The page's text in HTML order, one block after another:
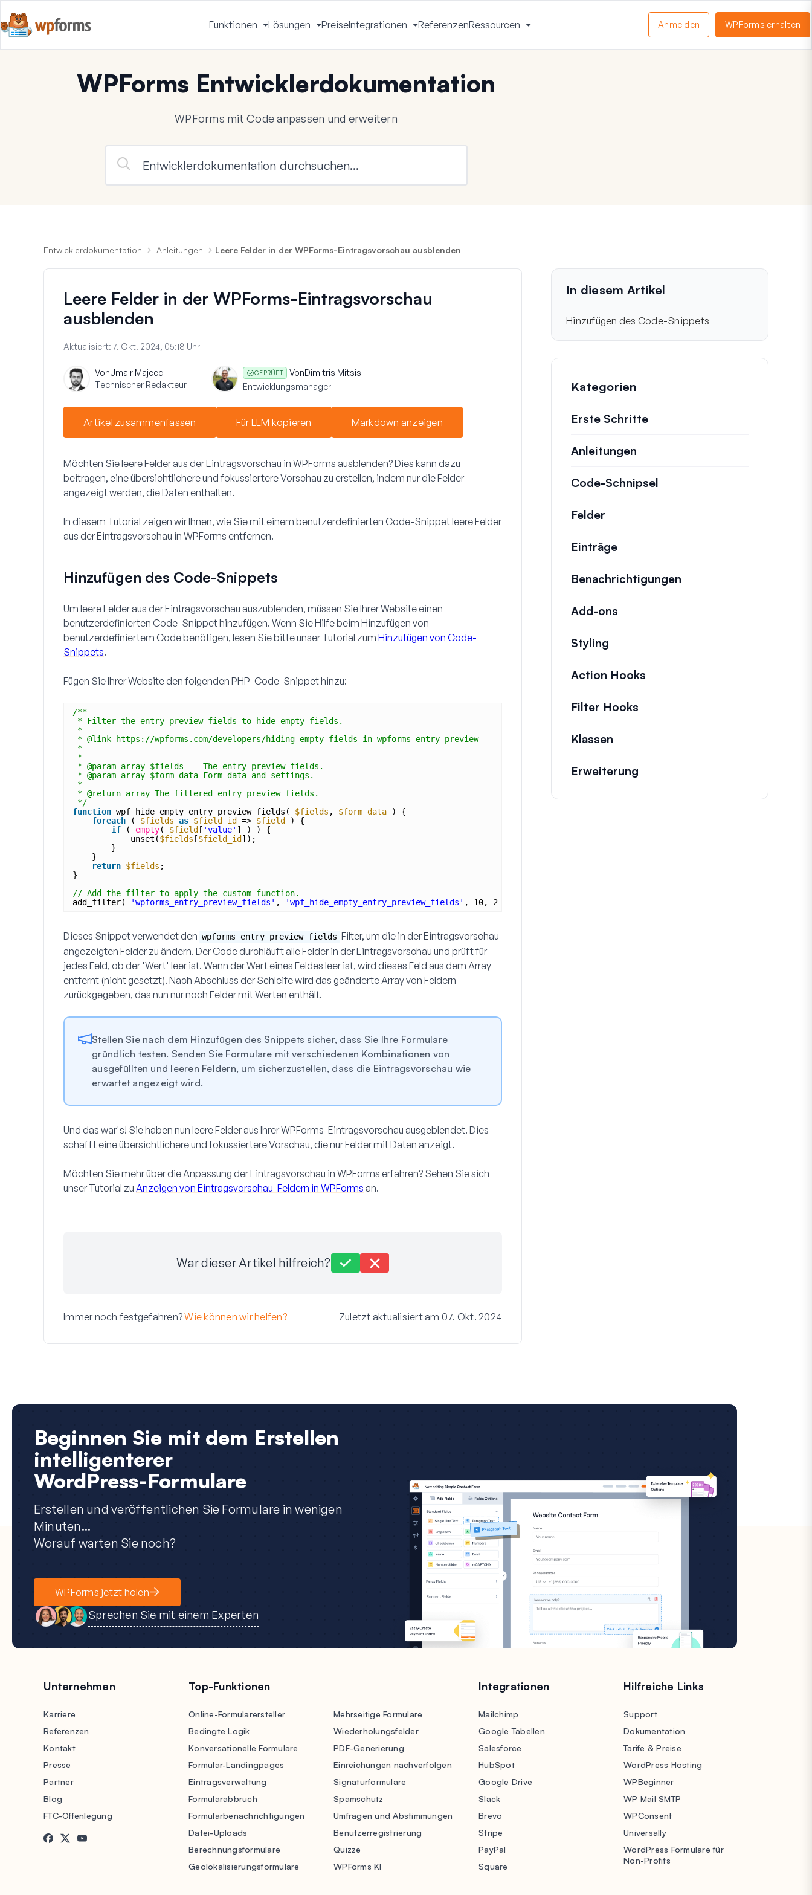
Funktionen
Menü
umschalten
Lösungen
Menü
umschalten
PreiseIntegrationen
Menü
umschalten
ReferenzenRessourcen
umschalten
Anmelden WPForms erhalten
WPForms Entwicklerdokumentation
WPForms mit Code anpassen und erweitern
Entwicklerdokumentation Anleitungen Leere Felder in der WPForms-Eintragsvorschau ausblenden
Leere Felder in der WPForms-Eintragsvorschau
ausblenden
Aktualisiert: 7. Okt. 2024, 05:18 Uhr
VonUmair Majeed
Technischer Redakteur
GEPRÜFT VonDimitris Mitsis
Entwicklungsmanager
Artikel zusammenfassen Für LLM kopieren Markdown anzeigen
Möchten Sie leere Felder aus der Eintragsvorschau in WPForms ausblenden? Dies kann dazu
beitragen, eine übersichtlichere und fokussiertere Vorschau zu erstellen, indem nur die Felder
angezeigt werden, die Daten enthalten.
In diesem Tutorial zeigen wir Ihnen, wie Sie mit einem benutzerdefinierten Code-Snippet leere Felder
aus der Eintragsvorschau in WPForms entfernen.
Hinzufügen des Code-Snippets
Um leere Felder aus der Eintragsvorschau auszublenden, müssen Sie Ihrer Website einen
benutzerdefinierten Code-Snippet hinzufügen. Wenn Sie Hilfe beim Hinzufügen von
benutzerdefiniertem Code benötigen, lesen Sie bitte unser Tutorial zum Hinzufügen von Code-
Snippets.
Fügen Sie Ihrer Website den folgenden PHP-Code-Snippet hinzu:
/**
* Filter the entry preview fields to hide empty fields.
*
* @link https://wpforms.com/developers/hiding-empty-fields-in-wpforms-entry-preview
*
*
* @param array $fields    The entry preview fields.
* @param array $form_data Form data and settings.
*
* @return array The filtered entry preview fields.
*/
function wpf_hide_empty_entry_preview_fields( $fields , $form_data
) {
foreach
( $fields as $field_id => $field
) {
if
( empty( $field [ 'value' ] ) ) {
unset($fields [$field_id ]);
}
}
return $fields ;
}
// Add the filter to apply the custom function.
add_filter(
'wpforms_entry_preview_fields' , 'wpf_hide_empty_entry_preview_fields' , 10, 2 );
Dieses Snippet verwendet den wpforms_entry_preview_fields Filter, um die in der Eintragsvorschau
angezeigten Felder zu ändern. Der Code durchläuft alle Felder in der Eintragsvorschau und prüft für
jedes Feld, ob der 'Wert' leer ist. Wenn der Wert eines Feldes leer ist, wird dieses Feld aus dem Array
entfernt (nicht gesetzt). Nach Abschluss der Schleife wird das geänderte Array von Feldern
zurückgegeben, das nun nur noch Felder mit Werten enthält.
Stellen Sie nach dem Hinzufügen des Snippets sicher, dass Sie Ihre Formulare
gründlich testen. Senden Sie Formulare mit verschiedenen Kombinationen von
ausgefüllten und leeren Feldern, um sicherzustellen, dass die Eintragsvorschau wie
erwartet angezeigt wird.
Und das war's! Sie haben nun leere Felder aus Ihrer WPForms-Eintragsvorschau ausgeblendet. Dies
schafft eine übersichtlichere und fokussiertere Vorschau, die nur Felder mit Daten anzeigt.
Möchten Sie mehr über die Anpassung der Eintragsvorschau in WPForms erfahren? Sehen Sie sich
unser Tutorial zu Anzeigen von Eintragsvorschau-Feldern in WPForms an.
War dieser Artikel hilfreich?
Immer noch festgefahren?Wie können wir helfen? Zuletzt aktualisiert am 07. Okt. 2024
In diesem Artikel
Hinzufügen des Code-Snippets
Kategorien
Erste Schritte
Anleitungen
Code-Schnipsel
Felder
Einträge
Benachrichtigungen
Add-ons
Styling
Action Hooks
Filter Hooks
Klassen
Erweiterung
Beginnen Sie mit dem Erstellen
intelligenterer
WordPress-Formulare
Erstellen und veröffentlichen Sie Formulare in wenigen
Minuten...
Worauf warten Sie noch?
WPForms jetzt holen
Sprechen Sie mit einem Experten
Unternehmen
Karriere
Referenzen
Kontakt
Presse
Partner
Blog
FTC-Offenlegung
Top-Funktionen
Online-Formularersteller
Bedingte Logik
Konversationelle Formulare
Formular-Landingpages
Eintragsverwaltung
Formularabbruch
Formularbenachrichtigungen
Datei-Uploads
Berechnungsformulare
Geolokalisierungsformulare
Mehrseitige Formulare
Wiederholungsfelder
PDF-Generierung
Einreichungen nachverfolgen
Signaturformulare
Spamschutz
Umfragen und Abstimmungen
Benutzerregistrierung
Quizze
WPForms KI
Integrationen
Mailchimp
Google Tabellen
Salesforce
HubSpot
Google Drive
Slack
Brevo
Stripe
PayPal
Square
Hilfreiche Links
Support
Dokumentation
Tarife & Preise
WordPress Hosting
WPBeginner
WP Mail SMTP
WPConsent
Universally
WordPress Formulare für
Non-Profits